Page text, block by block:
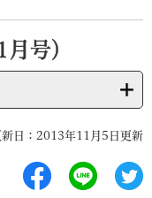
号）
新日：2013年11月5日更新